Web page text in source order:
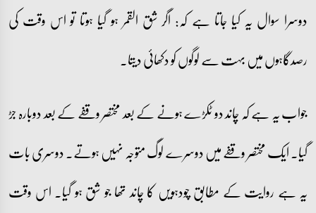
دوسرا سوال یہ کیا جاتا ہے کہ: اگر شق القمر ہو گیا ہوتا تو اس وقت کی
رصدگاہوں میں بہت سے لوگوں کو دکھائی دیتا۔
جواب یہ ہے کہ چاند دو ٹکڑے ہونے کے بعد مختصر وقفے کے بعد دوبارہ جڑ
گیا۔ ایک مختصر وقفے میں دوسرے لوگ متوجہ نہیں ہوتے۔ دوسری بات
یہ ہے روایت کے مطابق چودہویں کا چاند تھا جو شق ہو گیا۔ اس وقت